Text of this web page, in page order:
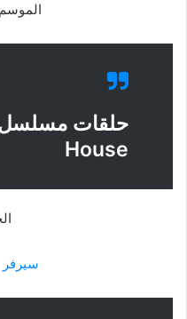
House
سيرفر